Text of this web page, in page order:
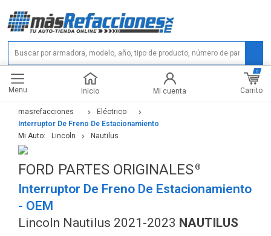
Menu Inicio Mi cuenta Carrito
0
masrefacciones
Eléctrico
Interruptor De Freno De Estacionamiento
Mi Auto:
Lincoln Nautilus
FORD PARTES ORIGINALES
Interruptor De Freno De Estacionamiento
- OEM
Lincoln Nautilus 2021-2023 NAUTILUS